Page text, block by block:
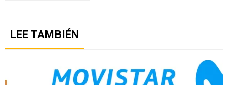
LEE TAMBIÉN